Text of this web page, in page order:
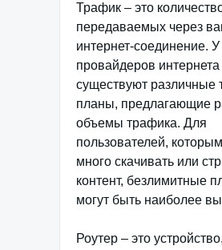
Трафик – это
передаваемых через
интернет-соединение. У
провайдеров интернета
существуют различные
планы, предлагающие
объемы трафика. Для
пользователей,
много скачивать или
контент, безлимитные
могут быть наиболее
Роутер – это